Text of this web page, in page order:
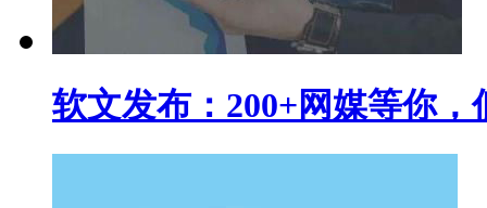
软文发布：200+网媒等你，